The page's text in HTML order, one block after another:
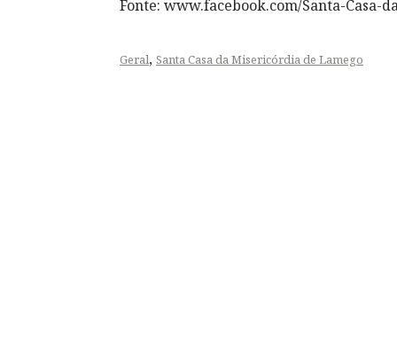
Fonte: www.facebook.com/Santa-Casa-
Geral, Santa Casa da Misericórdia de Lamego